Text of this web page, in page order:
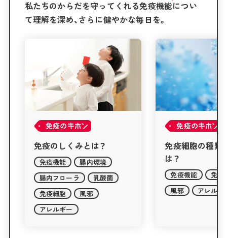
私たちのからだを守ってくれる免疫機能につい
て理解を深め、さらに健やかな毎日を。
免疫の
免疫細胞の種類と役割と
は？
免疫機能
免疫細胞
風邪
アレルギー
免疫の
免疫機能を高め
は？
免疫機能 運動